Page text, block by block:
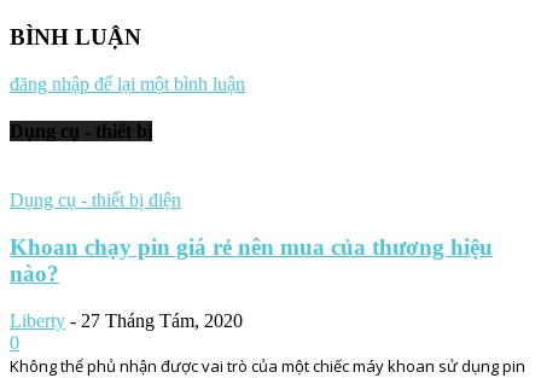
BÌNH LUẬN
đăng nhập để lại một bình luận
Dụng cụ - thiết bị
Dụng cụ - thiết bị điện
Khoan chạy pin giá rẻ nên mua của thương hiệu
nào?
Liberty - 27 Tháng Tám, 2020
0
Không thể phủ nhận được vai trò của một chiếc máy khoan sử dụng pin